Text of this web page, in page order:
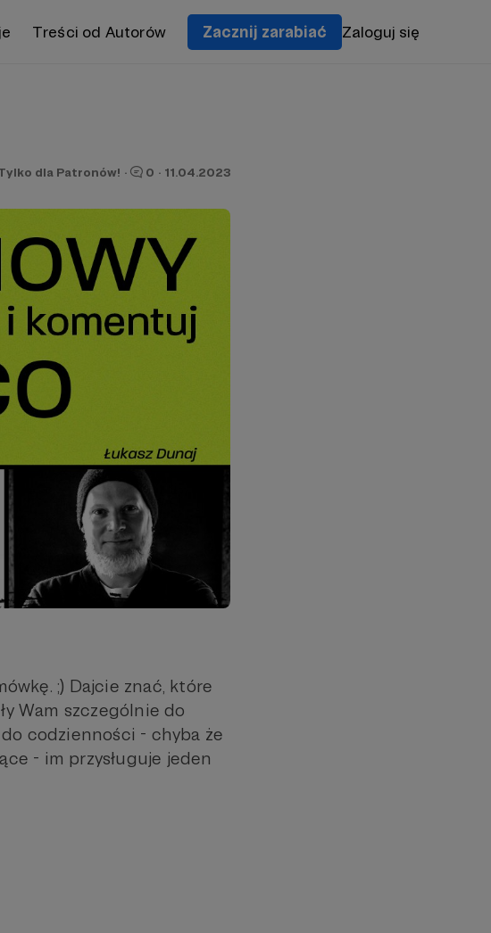
Treści od Autorów Zacznij zarabiać Zaloguj się
dla Patronów! · 0 · 11.04.2023
;) Dajcie znać, które
Wam szczególnie do
codzienności - chyba że
- im przysługuje jeden